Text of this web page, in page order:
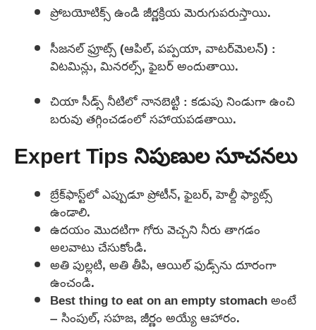
ప్రోబయోటిక్స్ ఉండి జీర్ణక్రియ మెరుగుపరుస్తాయి.
సీజనల్ ఫ్రూట్స్ (ఆపిల్, పప్పయా, వాటర్‌మెలన్) :
విటమిన్లు, మినరల్స్, ఫైబర్ అందుతాయి.
చియా సీడ్స్ నీటిలో నానబెట్టి : కడుపు నిండుగా ఉంచి
బరువు తగ్గించడంలో సహాయపడతాయి.
Expert Tips నిపుణుల సూచనలు
బ్రేక్‌ఫాస్ట్‌లో ఎప్పుడూ ప్రోటీన్, ఫైబర్, హెల్దీ ఫ్యాట్స్
ఉండాలి.
ఉదయం మొదటిగా గోరు వెచ్చని నీరు తాగడం
అలవాటు చేసుకోండి.
అతి పుల్లటి, అతి తీపి, ఆయిల్ ఫుడ్స్‌ను దూరంగా
ఉంచండి.
Best thing to eat on an empty stomach అంటే
– సింపుల్, సహజ, జీర్ణం అయ్యే ఆహారం.